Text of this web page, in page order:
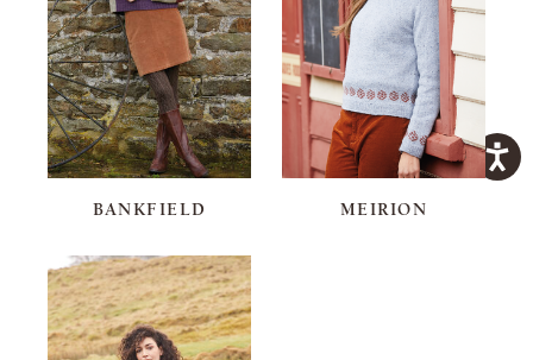
BANKFIELD MEIRION